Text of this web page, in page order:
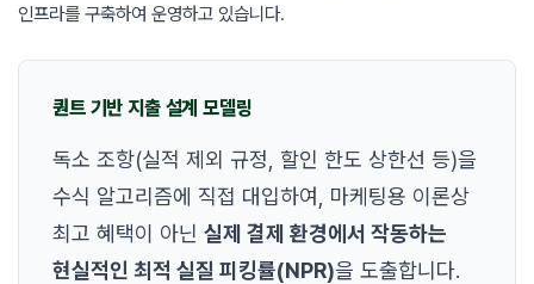
인프라를 구축하여 운영하고 있습니다.
퀀트 기반 지출 설계 모델링
독소 조항(실적 제외 규정, 할인 한도 상한선 등)을
수식 알고리즘에 직접 대입하여, 마케팅용 이론상
최고 혜택이 아닌 실제 결제 환경에서 작동하는
현실적인 최적 실질 피킹률(NPR)을 도출합니다.